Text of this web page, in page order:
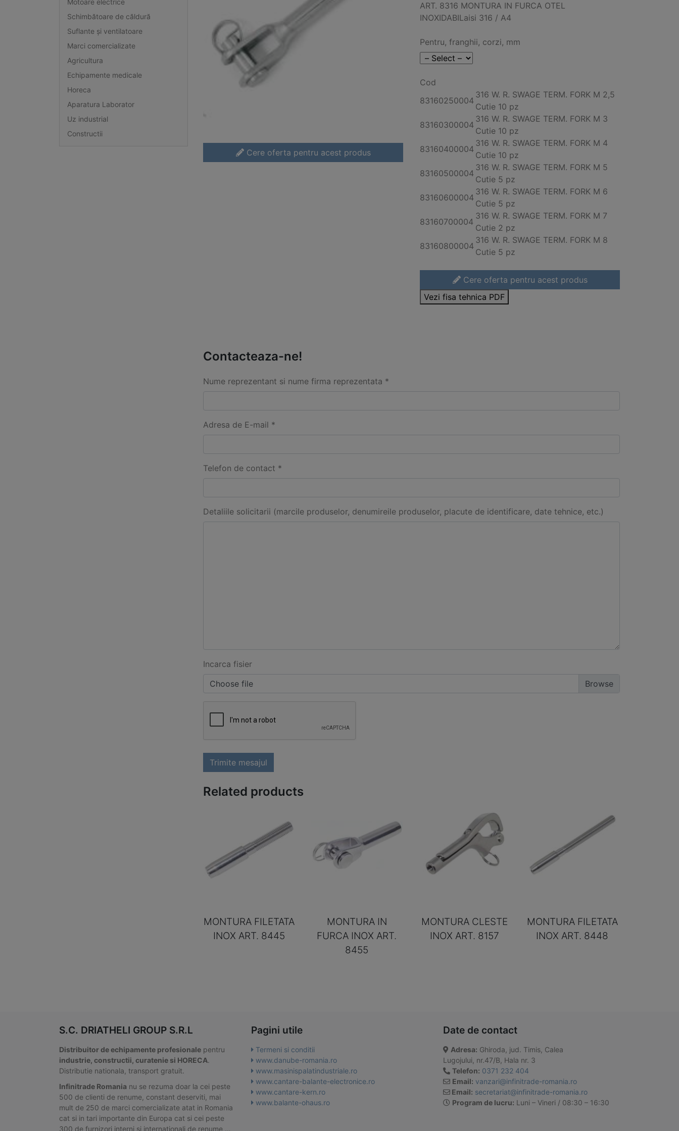
Motoare electrice
Schimbătoare de căldură
Suflante și ventilatoare
Marci comercializate
Agricultura
Echipamente medicale
Horeca
Aparatura Laborator
Uz industrial
Constructii
Cere oferta pentru acest produs
ART. 8316 MONTURA IN FURCA OTEL
INOXIDABILaisi 316 / A4
Pentru, franghii, corzi, mm
Cod
83160250004
316 W. R. SWAGE TERM. FORK M 2,5
Cutie 10 pz
83160300004
316 W. R. SWAGE TERM. FORK M 3
Cutie 10 pz
83160400004
316 W. R. SWAGE TERM. FORK M 4
Cutie 10 pz
83160500004
316 W. R. SWAGE TERM. FORK M 5
Cutie 5 pz
83160600004
316 W. R. SWAGE TERM. FORK M 6
Cutie 5 pz
83160700004
316 W. R. SWAGE TERM. FORK M 7
Cutie 2 pz
83160800004
316 W. R. SWAGE TERM. FORK M 8
Cutie 5 pz
Cere oferta pentru acest produs
Vezi fisa tehnica PDF
Contacteaza-ne!
Nume reprezentant si nume firma reprezentata *
Adresa de E-mail *
Telefon de contact *
Detaliile solicitarii (marcile produselor, denumireile produselor, placute de identificare, date tehnice, etc.)
Incarca fisier
Choose file
Trimite mesajul
Related products
MONTURA FILETATA
INOX ART. 8445
MONTURA IN
FURCA INOX ART.
8455
MONTURA CLESTE
INOX ART. 8157
MONTURA FILETATA
INOX ART. 8448
S.C. DRIATHELI GROUP S.R.L
Distribuitor de echipamente profesionale pentru
industrie, constructii, curatenie si HORECA.
Distributie nationala, transport gratuit.
Infinitrade Romania nu se rezuma doar la cei peste
500 de clienti de renume, constant deserviti, mai
mult de 250 de marci comercializate atat in Romania
cat si in tari importante din Europa cat si cei peste
300 de furnizori interni si internationali de renume …
Pagini utile
Termeni si conditii
www.danube-romania.ro
www.masinispalatindustriale.ro
www.cantare-balante-electronice.ro
www.cantare-kern.ro
www.balante-ohaus.ro
Date de contact
Adresa: Ghiroda, jud. Timis, Calea
Lugojului, nr.47/B, Hala nr. 3
Telefon: 0371 232 404
Email: vanzari@infinitrade-romania.ro
Email: secretariat@infinitrade-romania.ro
Program de lucru: Luni – Vineri / 08:30 – 16:30